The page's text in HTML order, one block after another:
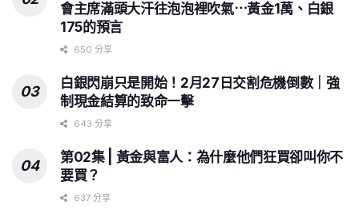
會主席滿頭大汗往泡泡裡吹氣⋯黃金1萬、白銀
175的預言
650 分享
白銀閃崩只是開始！2月27日交割危機倒數｜強
制現金結算的致命一擊
643 分享
第02集 | 黃金與富人：為什麼他們狂買卻叫你不
要買？
637 分享